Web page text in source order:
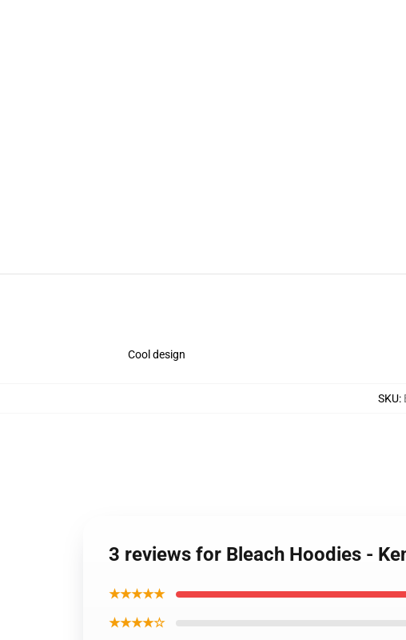
Cool design
SKU:
3 reviews for Bleach Hoodies -
★★★★★
★★★★☆